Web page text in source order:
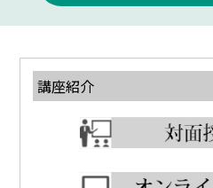
講座紹介